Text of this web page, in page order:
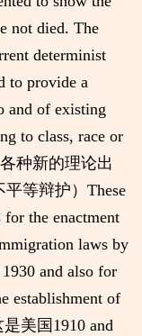
not died. The
determinist
to provide a
and of existing
to class, race or
种新的理论出
等辩护）These
the enactment
laws by
and also for
establishment of
是美国1910 and